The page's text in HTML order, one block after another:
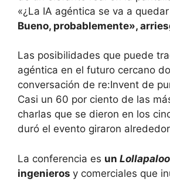
«¿La IA agéntica se va a
Bueno, probablemente»,
Las posibilidades que puede
agéntica en el futuro cercano
conversación de re:Invent de
Casi un 60 por ciento de las
charlas que se dieron en los
duró el evento giraron
La conferencia es un
ingenieros y comerciales que